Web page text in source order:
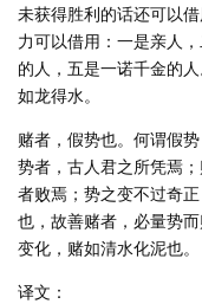
未获得胜利的话还可以
力可以借用：一是亲人
的人，五是一诺千金的
如龙得水。
赌者，假势也。何谓假
势者，古人君之所凭焉
者败焉；势之变不过奇
也，故善赌者，必量势
变化，赌如清水化泥也。
译文：